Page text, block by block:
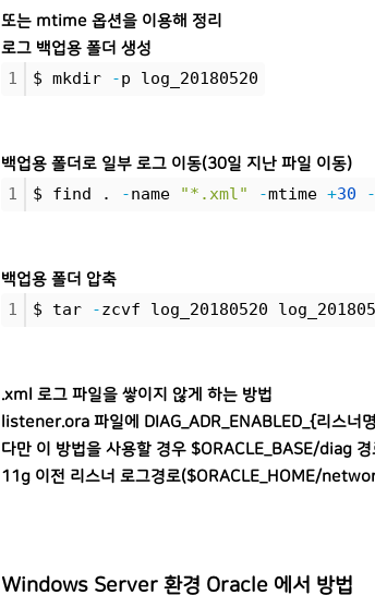
또는 mtime 옵션을 이용해 정리
로그 백업용 폴더 생성
1 $ mkdir -p log_20180520
백업용 폴더로 일부 로그 이동(30일 지난 파일 이동)
1 $ find . -name "*.xml" -mtime +30 -
백업용 폴더 압축
1 $ tar -zcvf log_20180520
.xml 로그 파일을 쌓이지 않게 하는 방법
listener.ora 파일에 DIAG_ADR_ENABLED_{리스너
다만 이 방법을 사용할 경우 $ORACLE_BASE/diag
11g 이전 리스너 로그경로($ORACLE_HOME/
Windows Server 환경 Oracle 에서 방법